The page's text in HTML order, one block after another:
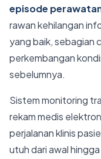
episode
rawan kehilangan
yang baik, sebagian
perkembangan
sebelumnya.
Sistem monitoring
rekam medis
perjalanan klinis
utuh dari awal